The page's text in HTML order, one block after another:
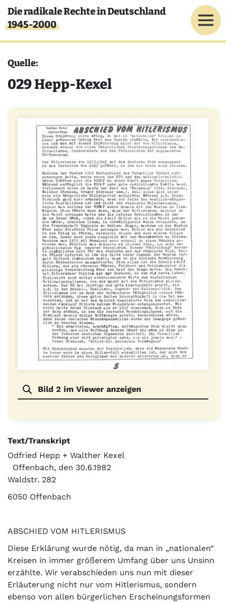
Direkt zum Inhalt
Die radikale Rechte in Deutschland
1945-2000
Quelle:
029 Hepp-Kexel
Bild 2 im Viewer anzeigen
Text/Transkript
Odfried Hepp + Walther Kexel
Offenbach, den 30.6.1982
Waldstr. 282
6050 Offenbach
ABSCHIED VOM HITLERISMUS
Diese Erklärung wurde nötig, da man in „nationalen“
Kreisen in immer größerem Umfang über uns Unsinn
erzählte. Wir verabschieden uns nun mit dieser
Erläuterung nicht nur vom Hitlerismus, sondern
ebenso von allen bürgerlichen Erscheinungsformen